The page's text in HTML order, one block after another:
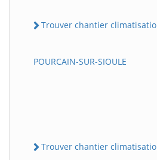
Trouver chantier
POURCAIN-SUR-SIOULE
Trouver chantier